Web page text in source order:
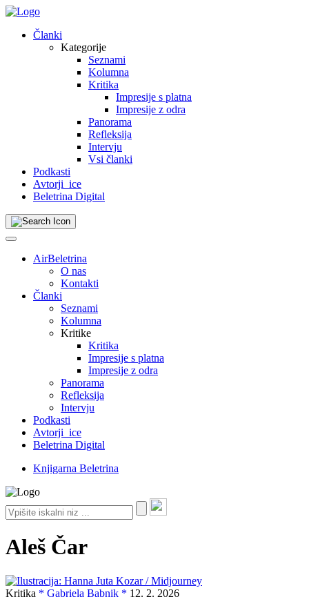
Skip
contentČlanki
Kategorije
Seznami
Kolumna
Kritika
Impresije s platna
Impresije z odra
Panorama
Refleksija
Intervju
Vsi članki
Podkasti
Avtorji_ice
Beletrina Digital
AirBeletrina
O nas
Kontakti
Članki
Seznami
Kolumna
Kritike
Kritika
Impresije s platna
Impresije z odra
Panorama
Refleksija
Intervju
Podkasti
Avtorji_ice
Beletrina Digital
Knjigarna Beletrina
Aleš Čar
Kritika * Gabriela Babnik * 12. 2. 2026